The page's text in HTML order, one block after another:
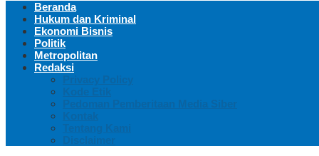
Beranda
Hukum dan Kriminal
Ekonomi Bisnis
Politik
Metropolitan
Redaksi
Privacy Policy
Kode Etik
Pedoman Pemberitaan Media Siber
Kontak
Tentang Kami
Disclaimer